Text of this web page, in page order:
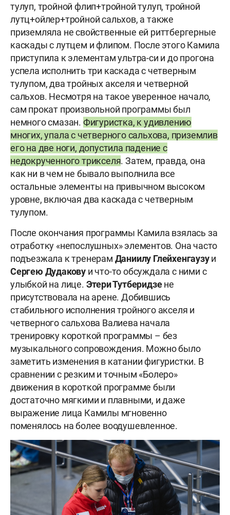
тулуп, тройной флип+тройной тулуп, тройной
лутц+ойлер+тройной сальхов, а также
приземляла не свойственные ей риттбергерные
каскады с лутцем и флипом. После этого Камила
приступила к элементам ультра-си и до прогона
успела исполнить три каскада с четверным
тулупом, два тройных акселя и четверной
сальхов. Несмотря на такое уверенное начало,
сам прокат произвольной программы был
немного смазан. Фигуристка, к удивлению
многих, упала с четверного сальхова, приземлив
его на две ноги, допустила падение с
недокрученного трикселя. Затем, правда, она
как ни в чем не бывало выполнила все
остальные элементы на привычном высоком
уровне, включая два каскада с четверным
тулупом.
После окончания программы Камила взялась за
отработку «непослушных» элементов. Она часто
подъезжала к тренерам Даниилу Глейхенгаузуи
Сергею Дудакову и что-то обсуждала с ними с
улыбкой на лице. Этери Тутберидзене
присутствовала на арене. Добившись
стабильного исполнения тройного акселя и
четверного сальхова Валиева начала
тренировку короткой программы – без
музыкального сопровождения. Можно было
заметить изменения в катании фигуристки. В
сравнении с резким и точным «Болеро»
движения в короткой программе были
достаточно мягкими и плавными, и даже
выражение лица Камилы мгновенно
поменялось на более воодушевленное.